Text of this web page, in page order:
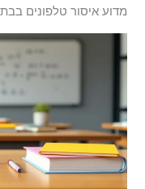
מדוע איסור טלפונים